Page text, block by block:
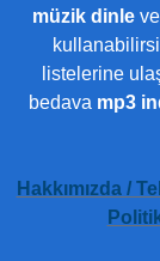
müzik dinleve
listelerine
bedava mp3
Hakkımızda /